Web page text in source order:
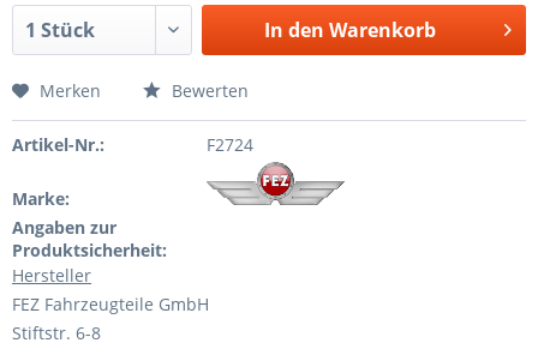
In den Warenkorb
Merken Bewerten
Artikel-Nr.: F2724
Marke:
Angaben zur
Produktsicherheit:
Hersteller
FEZ Fahrzeugteile GmbH
Stiftstr. 6-8